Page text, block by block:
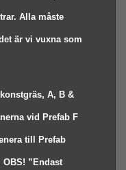
Alla måste
är vi vuxna som
A, B &
vid Prefab F
till Prefab
”Endast